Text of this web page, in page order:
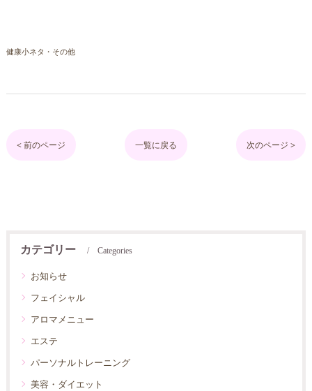
健康小ネタ・その他
< 前のページ 一覧に戻る 次のページ >
カテゴリー Categories
お知らせ
フェイシャル
アロマメニュー
エステ
パーソナルトレーニング
美容・ダイエット